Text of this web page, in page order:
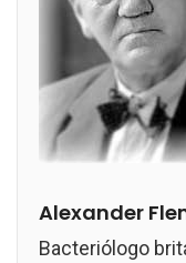
Alexander
Bacteriólogo